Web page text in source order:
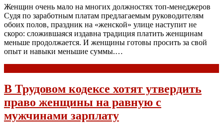
Женщин очень мало на многих должностях топ-менеджеров
Судя по заработным платам предлагаемым руководителям
обоих полов, праздник на «женской» улице наступит не
скоро: сложившаяся издавна традиция платить женщинам
меньше продолжается. И женщины готовы просить за свой
опыт и навыки меньшие суммы.…
В Трудовом кодексе хотят утвердить
право женщины на равную с
мужчинами зарплату